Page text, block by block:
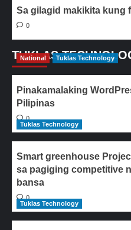
Sa gilagid makikita kung
0
TUKLAS
National Tuklas Technology
Pinakamalaking
Pilipinas
0
Tuklas Technology
Smart greenhouse
sa pagiging competitive
bansa
0
Tuklas Technology